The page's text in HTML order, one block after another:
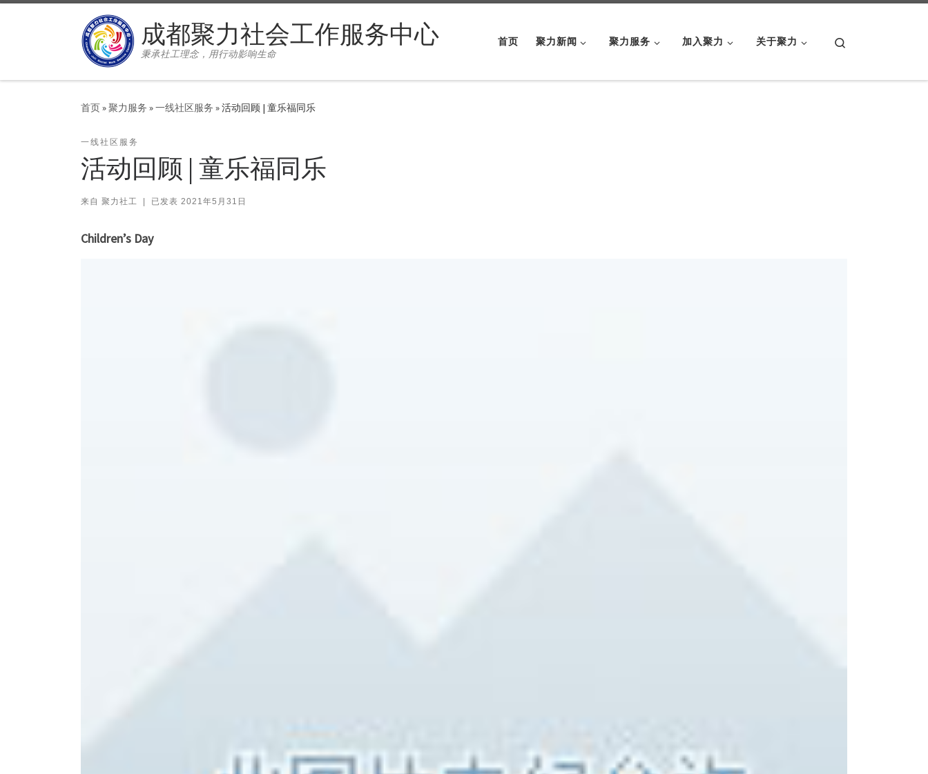
成都聚力社会工作服务中心
秉承社工理念，用行动影响生命
首页 聚力新闻 聚力服务 加入聚力 关于聚力
首页»聚力服务 »一线社区服务 »活动回顾 | 童乐福同乐
一线社区服务
活动回顾 | 童乐福同乐
来自 聚力社工 已发表 2021年5月31日
Children’s Day